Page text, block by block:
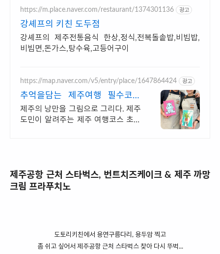
https://m.place.naver.com/restaurant/1374301136 광고
강셰프의 키친 도두점
강셰프의 제주전통음식 한상,정식,전복돌솥밥,비빔밥,
비빔면,돈가스,탕수육,고등어구이
https://map.naver.com/v5/entry/place/1647864424 광고
추억을담는 제주여행 필수코스
이 순간을 더욱 특별하게
제주의 낭만을 그림으로 그리다. 제주
도민이 알려주는 제주 여행코스 초보
제주공항 근처 스타벅스, 번트치즈케이크 & 제주 까망
크림 프라푸치노
도토리키친에서 용연구름다리, 용두암 찍고
좀 쉬고 싶어서 제주공항 근처 스타벅스 찾아 다시 뚜벅...